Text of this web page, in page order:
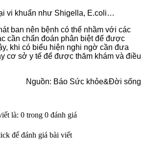
vi khuẩn như Shigella, E.coli…
ban nên bệnh có thể nhầm với các
cần chẩn đoán phân biệt để được
khi có biểu hiện nghi ngờ cần đưa
cơ sở y tế để được thăm khám và điều
Nguồn: Báo Sức khỏe&Đời sống
là: 0 trong 0 đánh giá
để đánh giá bài viết